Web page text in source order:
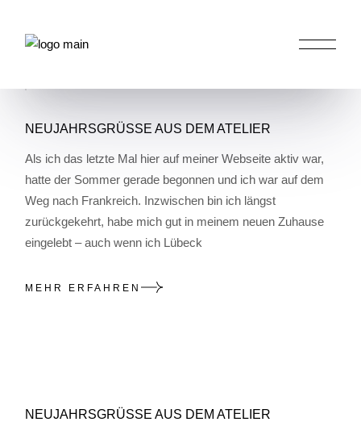
contentHOME NEUES
NEUJAHRSGRÜSSE AUS DEM ATELIER
Als ich das letzte Mal hier auf meiner Webseite aktiv war,
hatte der Sommer gerade begonnen und ich war auf dem
Weg nach Frankreich. Inzwischen bin ich längst
zurückgekehrt, habe mich gut in meinem neuen Zuhause
eingelebt – auch wenn ich Lübeck
MEHR ERFAHREN
NEUJAHRSGRÜSSE AUS DEM ATELIER